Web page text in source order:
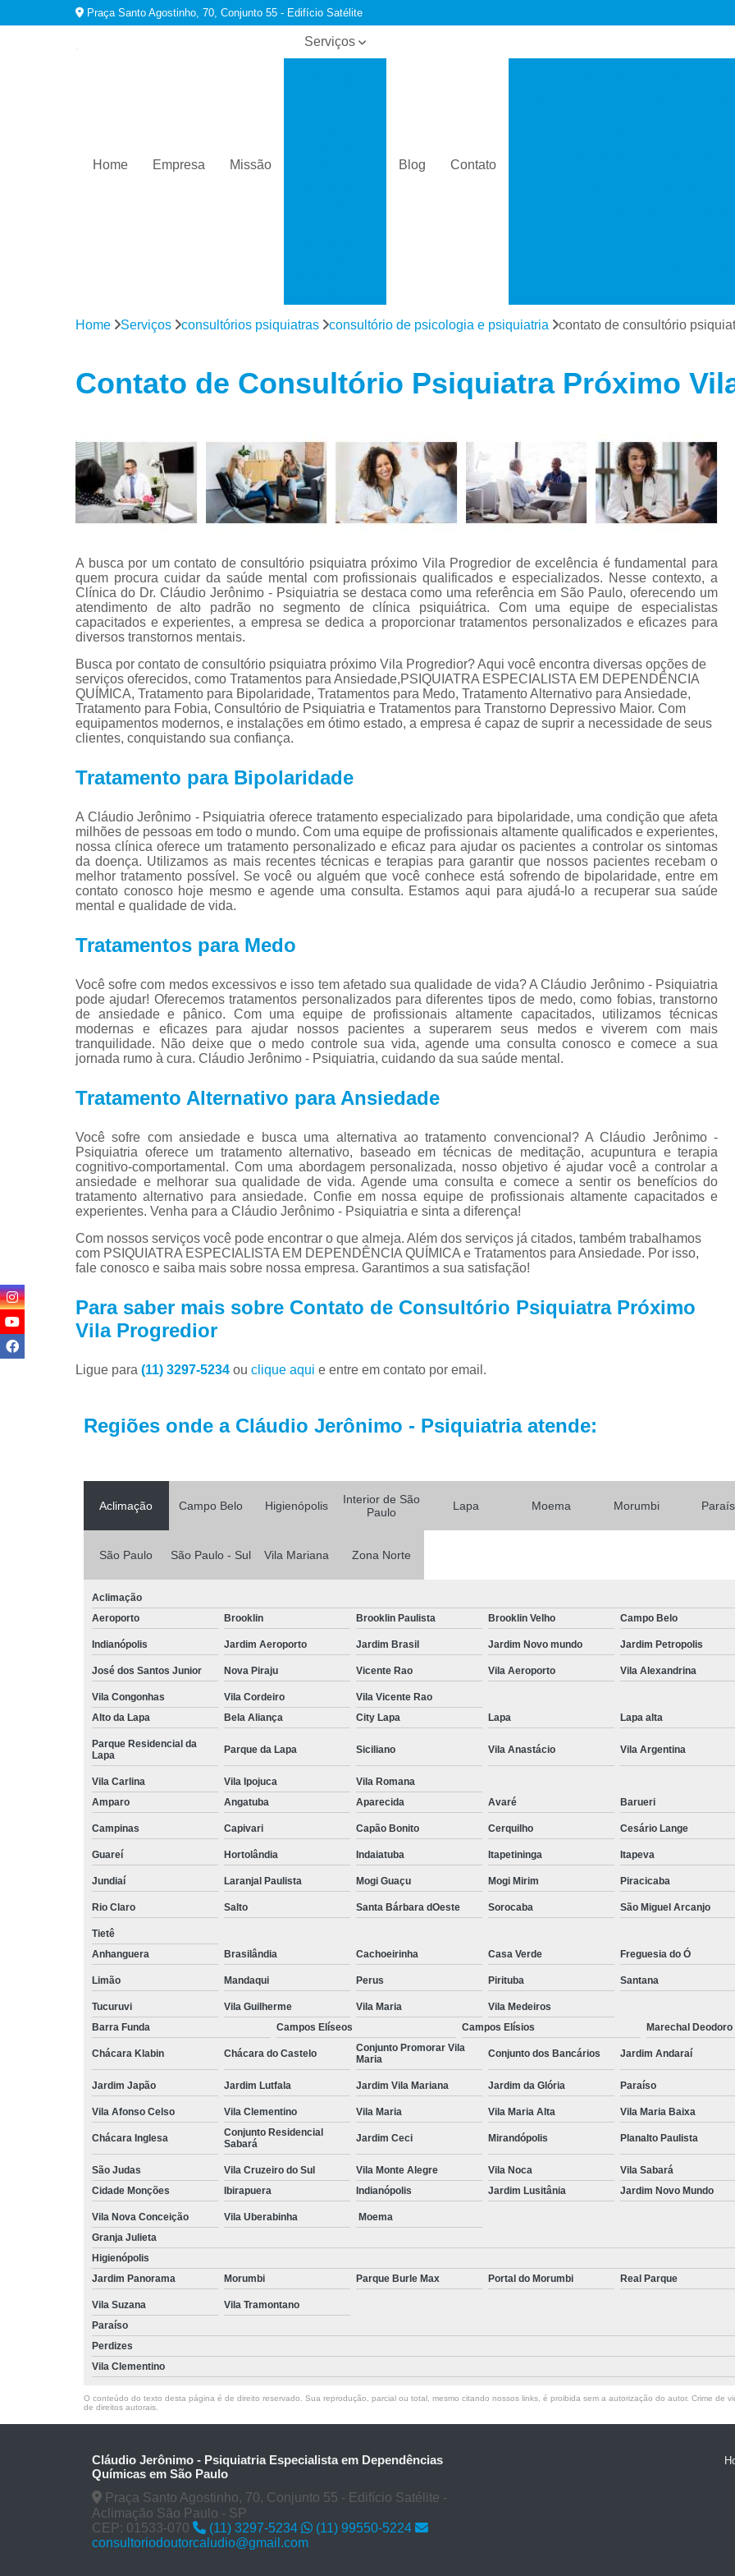
Praça Santo Agostinho, 70, Conjunto 55 - Edifício Satélite
Home Empresa Missão
Serviços
dependência
Tratamentos
Tratamentos
para insônia
Tratamentos
para
transtorno
bipolar
para
transtorno de
estresse
Tratamentos
pânico
Blog Contato
Especialista em
Especialista em
Especialista
Especialista em
Especialista em
Especialista em
Especialista
Tratamento Alternativo para
Tratamento da
Tratamento para Ansiedade
Tratamento para
Tratamento para Ansiedade São
Tratamento
Tratamento para
Tratamento
Tratamento de
Tratamento de
Tratamento de
Tratamento
Tratamento para
Tratamento para
Tratamento para
Tratamento Alternativo para
Tratamento de
Tratamento
Tratamento para Depressão Pós
Tratamentos
Tratamento para Insônia Idoso
Tratamento
Tratamento de Bipolaridade
Tratamento para Bipolaridade
Tratamento para
Tratamento para
Tratamento para Transtorno de
Tratamento do Estresse Pós
Tratamento
Tratamento para
Tratamento para Transtornos
Tratamento
Tratamento da Síndrome do
Tratamento
Tratamento para
Tratamento
Tratamento para Transtorno de
Tratamento para
Home Serviços consultórios psiquiatras consultório de psicologia e psiquiatria contato de consultório
Contato de Consultório Psiquiatra Próximo
A busca por um contato de consultório psiquiatra próximo Vila Progredior de excelência é fundamental para
quem procura cuidar da saúde mental com profissionais qualificados e especializados. Nesse contexto, a
Clínica do Dr. Cláudio Jerônimo - Psiquiatria se destaca como uma referência em São Paulo, oferecendo um
atendimento de alto padrão no segmento de clínica psiquiátrica. Com uma equipe de especialistas
capacitados e experientes, a empresa se dedica a proporcionar tratamentos personalizados e eficazes para
diversos transtornos mentais.
Busca por contato de consultório psiquiatra próximo Vila Progredior? Aqui você encontra diversas opções de
serviços oferecidos, como Tratamentos para Ansiedade,PSIQUIATRA ESPECIALISTA EM DEPENDÊNCIA
QUÍMICA, Tratamento para Bipolaridade, Tratamentos para Medo, Tratamento Alternativo para Ansiedade,
Tratamento para Fobia, Consultório de Psiquiatria e Tratamentos para Transtorno Depressivo Maior. Com
equipamentos modernos, e instalações em ótimo estado, a empresa é capaz de suprir a necessidade de seus
clientes, conquistando sua confiança.
Tratamento para Bipolaridade
A Cláudio Jerônimo - Psiquiatria oferece tratamento especializado para bipolaridade, uma condição que afeta
milhões de pessoas em todo o mundo. Com uma equipe de profissionais altamente qualificados e experientes,
nossa clínica oferece um tratamento personalizado e eficaz para ajudar os pacientes a controlar os sintomas
da doença. Utilizamos as mais recentes técnicas e terapias para garantir que nossos pacientes recebam o
melhor tratamento possível. Se você ou alguém que você conhece está sofrendo de bipolaridade, entre em
contato conosco hoje mesmo e agende uma consulta. Estamos aqui para ajudá-lo a recuperar sua saúde
mental e qualidade de vida.
Tratamentos para Medo
Você sofre com medos excessivos e isso tem afetado sua qualidade de vida? A Cláudio Jerônimo - Psiquiatria
pode ajudar! Oferecemos tratamentos personalizados para diferentes tipos de medo, como fobias, transtorno
de ansiedade e pânico. Com uma equipe de profissionais altamente capacitados, utilizamos técnicas
modernas e eficazes para ajudar nossos pacientes a superarem seus medos e viverem com mais
tranquilidade. Não deixe que o medo controle sua vida, agende uma consulta conosco e comece a sua
jornada rumo à cura. Cláudio Jerônimo - Psiquiatria, cuidando da sua saúde mental.
Tratamento Alternativo para Ansiedade
Você sofre com ansiedade e busca uma alternativa ao tratamento convencional? A Cláudio Jerônimo -
Psiquiatria oferece um tratamento alternativo, baseado em técnicas de meditação, acupuntura e terapia
cognitivo-comportamental. Com uma abordagem personalizada, nosso objetivo é ajudar você a controlar a
ansiedade e melhorar sua qualidade de vida. Agende uma consulta e comece a sentir os benefícios do
tratamento alternativo para ansiedade. Confie em nossa equipe de profissionais altamente capacitados e
experientes. Venha para a Cláudio Jerônimo - Psiquiatria e sinta a diferença!
Com nossos serviços você pode encontrar o que almeja. Além dos serviços já citados, também trabalhamos
com PSIQUIATRA ESPECIALISTA EM DEPENDÊNCIA QUÍMICA e Tratamentos para Ansiedade. Por isso,
fale conosco e saiba mais sobre nossa empresa. Garantimos a sua satisfação!
Para saber mais sobre Contato de Consultório Psiquiatra Próximo
Vila Progredior
Ligue para (11) 3297-5234 ou clique aqui e entre em contato por email.
Regiões onde a Cláudio Jerônimo - Psiquiatria atende:
Aclimação Campo Belo Higienópolis
Interior de São
Paulo
Lapa Moema Morumbi
São Paulo São Paulo - Sul Vila Mariana Zona Norte
Aclimação
Aeroporto
Brooklin Brooklin Paulista Brooklin Velho Campo Belo
Indianópolis Jardim Aeroporto Jardim Brasil Jardim Novo mundo Jardim Petropolis
José dos Santos Junior Nova Piraju Vicente Rao Vila Aeroporto Vila Alexandrina
Vila Congonhas Vila Cordeiro
Vila Vicente Rao
Alto da Lapa
Bela Aliança City Lapa Lapa Lapa alta
Parque Residencial da
Lapa
Parque da Lapa Siciliano Vila Anastácio Vila Argentina
Vila Carlina Vila Ipojuca
Vila Romana
Amparo
Angatuba Aparecida Avaré Barueri
Campinas Capivari Capão Bonito Cerquilho Cesário Lange
Guareí Hortolândia Indaiatuba Itapetininga Itapeva
Jundiaí Laranjal Paulista Mogi Guaçu Mogi Mirim Piracicaba
Rio Claro Salto Santa Bárbara dOeste Sorocaba São Miguel Arcanjo
Tietê
Anhanguera
Brasilândia Cachoeirinha Casa Verde Freguesia do Ó
Limão Mandaqui Perus Pirituba Santana
Tucuruvi Vila Guilherme Vila Maria
Vila Medeiros
Barra Funda
Campos Elíseos Campos Elísios Marechal Deodoro
Chácara Klabin Chácara do Castelo
Conjunto Promorar Vila
Maria
Conjunto dos Bancários Jardim Andaraí
Jardim Japão Jardim Lutfala Jardim Vila Mariana Jardim da Glória Paraíso
Vila Afonso Celso Vila Clementino Vila Maria Vila Maria Alta Vila Maria Baixa
Chácara Inglesa
Conjunto Residencial
Sabará
Jardim Ceci Mirandópolis Planalto Paulista
São Judas Vila Cruzeiro do Sul Vila Monte Alegre Vila Noca
Vila Sabará
Cidade Monções
Ibirapuera Indianópolis Jardim Lusitânia Jardim Novo Mundo
Vila Nova Conceição Vila Uberabinha
Moema
Granja Julieta
Higienópolis
Jardim Panorama
Morumbi Parque Burle Max Portal do Morumbi Real Parque
Vila Suzana
Vila Tramontano
Paraíso
Perdizes
Vila Clementino
O conteúdo do texto desta página é de direito reservado. Sua reprodução, parcial ou total, mesmo citando nossos links, é proibida sem a autorização do autor. Crime de
de direitos autorais
Cláudio Jerônimo - Psiquiatria Especialista em Dependências
Químicas em São Paulo
Praça Santo Agostinho, 70, Conjunto 55 - Edifício Satélite -
Aclimação São Paulo - SP
CEP: 01533-070
(11) 3297-5234
(11) 99550-5224
consultoriodoutorcaludio@gmail.com